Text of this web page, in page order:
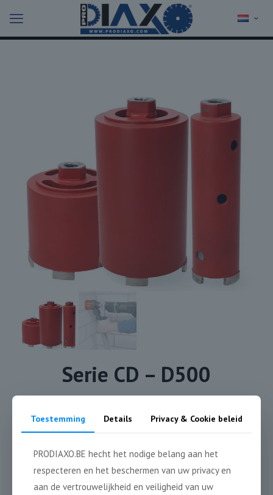
Serie CD – D500
M16
mm
150 mm
Toestemming Details Privacy & Cookie beleid
PRODIAXO.BE hecht het nodige belang aan het
respecteren en het beschermen van uw privacy en
aan de vertrouwelijkheid en veiligheid van uw